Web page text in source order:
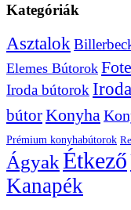
Kategóriák
Asztalok
Elemes Bútorok
Iroda bútorok
bútorKonyha
Prémium konyhabútorok
ÁgyakÉtkező
Kanapék